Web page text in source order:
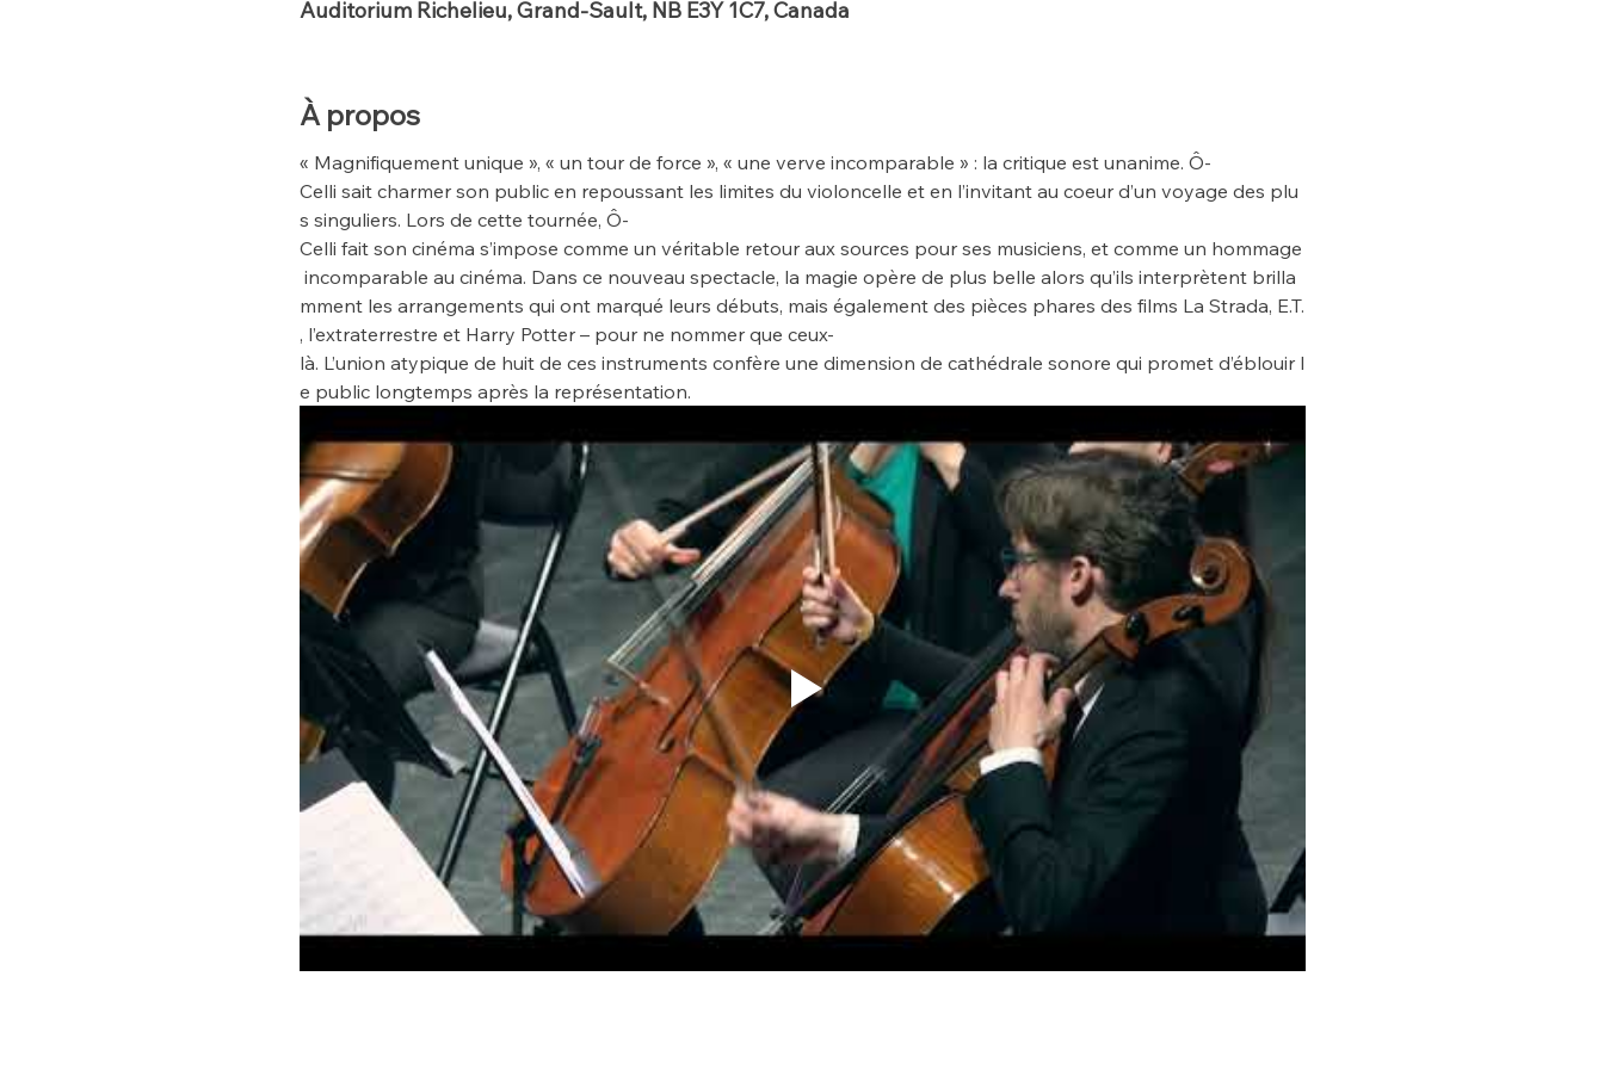
Auditorium Richelieu, Grand-Sault, NB E3Y 1C7, Canada
À propos
« Magnifiquement unique », « un tour de force », « une verve incomparable » : la critique est unanime. Ô-
Celli sait charmer son public en repoussant les limites du violoncelle et en l’invitant au coeur d’un voyage des plu
s singuliers. Lors de cette tournée, Ô-
Celli fait son cinéma s’impose comme un véritable retour aux sources pour ses musiciens, et comme un hommage
incomparable au cinéma. Dans ce nouveau spectacle, la magie opère de plus belle alors qu’ils interprètent brilla
mment les arrangements qui ont marqué leurs débuts, mais également des pièces phares des films La Strada, E.T.
, l’extraterrestre et Harry Potter – pour ne nommer que ceux-
là. L’union atypique de huit de ces instruments confère une dimension de cathédrale sonore qui promet d’éblouir l
e public longtemps après la représentation.